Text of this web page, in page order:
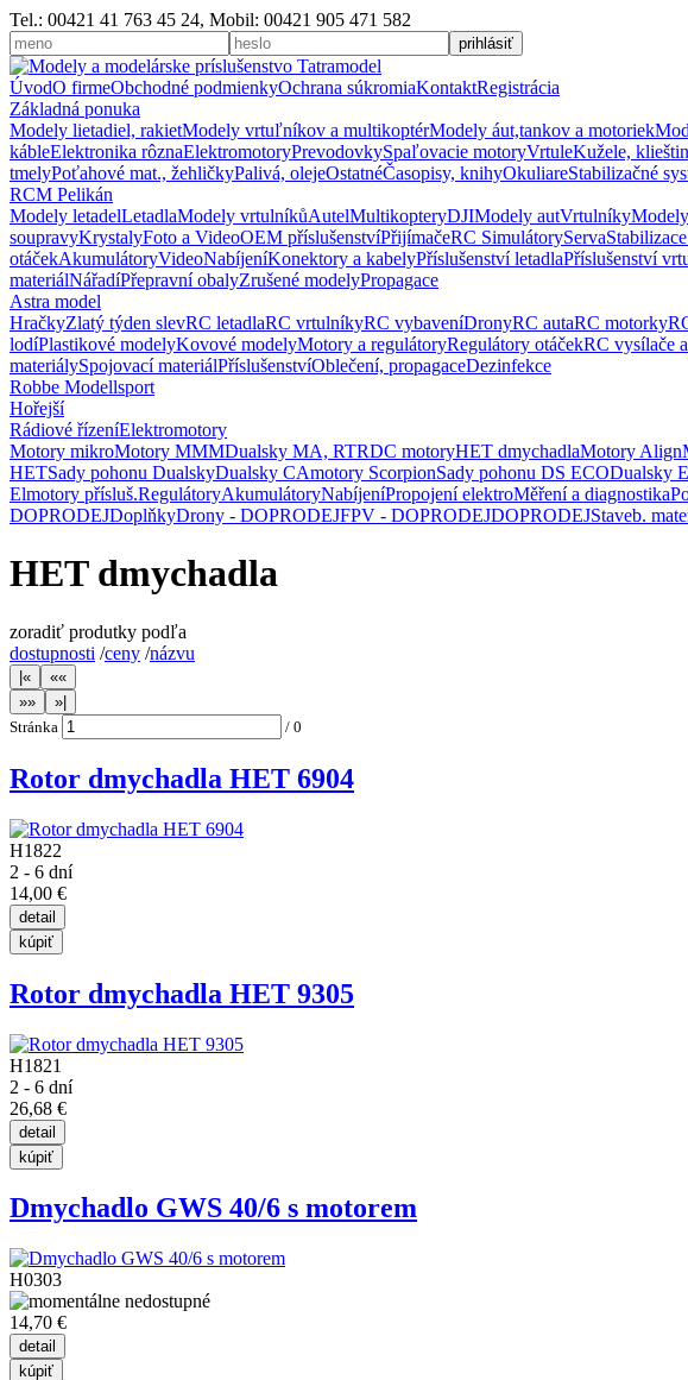
Tel.: 00421 41 763 45 24, Mobil: 00421 905 471 582
ÚvodO firmeObchodné podmienkyOchrana súkromiaKontaktRegistrácia
Základná ponuka
Modely lietadiel, rakietModely vrtuľníkov a multikoptérModely áut,tankov a motoriek
kábleElektronika rôznaElektromotoryPrevodovkySpaľovacie motoryVrtuleKužele,
tmelyPoťahové mat., žehličkyPalivá, olejeOstatnéČasopisy, knihyOkuliareStabilizačné
RCM Pelikán
Modely letadelLetadlaModely vrtulníkůAutelMultikopteryDJIModely autVrtulníky
soupravyKrystalyFoto a VideoOEM příslušenstvíPřijímačeRC SimulátoryServa
otáčekAkumulátoryVideoNabíjeníKonektory a kabelyPříslušenství letadlaPříslušenství
materiálNářadíPřepravní obalyZrušené modelyPropagace
Astra model
HračkyZlatý týden slevRC letadlaRC vrtulníkyRC vybaveníDronyRC autaRC motorky
lodíPlastikové modelyKovové modelyMotory a regulátoryRegulátory otáčekRC vysílače
materiálySpojovací materiálPříslušenstvíOblečení, propagaceDezinfekce
Robbe Modellsport
Hořejší
Rádiové řízeníElektromotory
Motory mikroMotory MMMDualsky MA, RTRDC motoryHET dmychadlaMotory Align
HETSady pohonu DualskyDualsky CAmotory ScorpionSady pohonu DS ECODualsky
Elmotory přísluš.RegulátoryAkumulátoryNabíjeníPropojení elektroMěření a diagnostika
DOPRODEJDoplňkyDrony - DOPRODEJFPV - DOPRODEJDOPRODEJStaveb.
HET dmychadla
zoradiť produtky podľa
dostupnosti /ceny /názvu
Stránka / 0
Rotor dmychadla HET 6904
H1822
2 - 6 dní
14,00 €
Rotor dmychadla HET 9305
H1821
2 - 6 dní
26,68 €
Dmychadlo GWS 40/6 s motorem
H0303
14,70 €